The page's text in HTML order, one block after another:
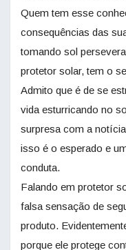
Quem tem esse
consequências das
tomando sol
protetor solar, tem o
Admito que é de se
vida esturricando no
surpresa com a
isso é o esperado e
conduta.
Falando em protetor
falsa sensação de
produto.
porque ele protege